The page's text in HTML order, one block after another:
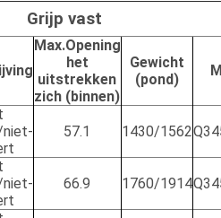
Grijp vast
Max.Opening
het
uitstrekken
zich (binnen)
Gewicht
(pond)
57.1 1430/1562
66.9 1760/1914